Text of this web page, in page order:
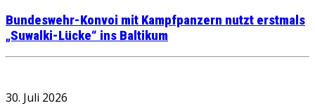
Bundeswehr-Konvoi mit Kampfpanzern nutzt erstmals
„Suwalki-Lücke“ ins Baltikum
30. Juli 2026